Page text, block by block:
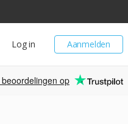
Aanmelden
Log in
beoordelingen op